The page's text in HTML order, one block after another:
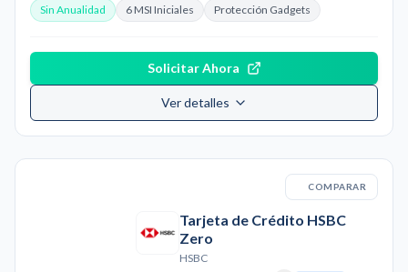
Sin Anualidad 6 MSI Iniciales Protección Gadgets
Solicitar Ahora
Ver detalles
COMPARAR
Tarjeta de Crédito HSBC
Zero
HSBC